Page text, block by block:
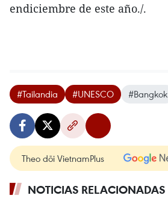
endiciembre de este año./.
#Tailandia #UNESCO #Bangkok
Theo dõi VietnamPlus
NOTICIAS RELACIONADAS